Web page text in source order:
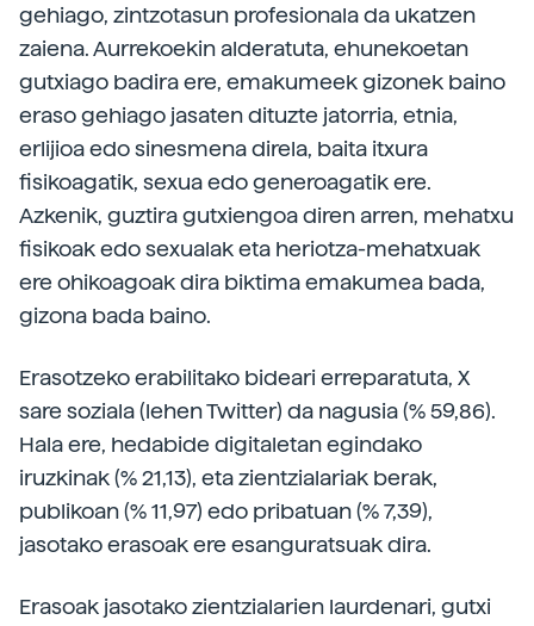
gehiago, zintzotasun profesionala da ukatzen
zaiena. Aurrekoekin alderatuta, ehunekoetan
gutxiago badira ere, emakumeek gizonek baino
eraso gehiago jasaten dituzte jatorria, etnia,
erlijioa edo sinesmena direla, baita itxura
fisikoagatik, sexua edo generoagatik ere.
Azkenik, guztira gutxiengoa diren arren, mehatxu
fisikoak edo sexualak eta heriotza-mehatxuak
ere ohikoagoak dira biktima emakumea bada,
gizona bada baino.
Erasotzeko erabilitako bideari erreparatuta, X
sare soziala (lehen Twitter) da nagusia (% 59,86).
Hala ere, hedabide digitaletan egindako
iruzkinak (% 21,13), eta zientzialariak berak,
publikoan (% 11,97) edo pribatuan (% 7,39),
jasotako erasoak ere esanguratsuak dira.
Erasoak jasotako zientzialarien laurdenari, gutxi